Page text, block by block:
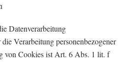
Datenverarbeitung
Verarbeitung personenbezogener
von Cookies ist Art. 6 Abs. 1 lit. f